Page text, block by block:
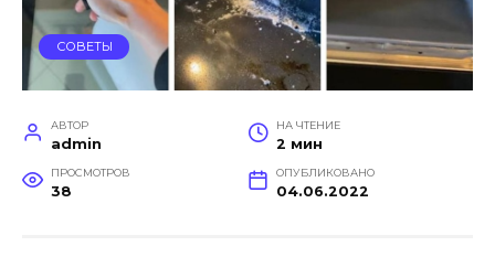
СОВЕТЫ
АВТОР
admin
НА ЧТЕНИЕ
2 мин
ПРОСМОТРОВ
38
ОПУБЛИКОВАНО
04.06.2022